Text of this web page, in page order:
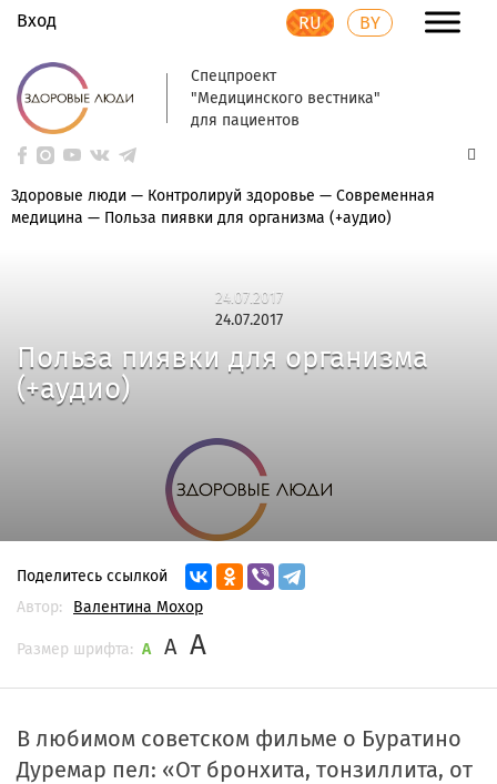
Вход RU BY
Спецпроект
"Медицинского вестника"
для пациентов
Здоровые люди — Контролируй здоровье — Современная
медицина — Польза пиявки для организма (+аудио)
24.07.2017
24.07.2017
Польза пиявки для организма
(+аудио)
Поделитесь ссылкой
Автор:
Валентина Мохор
Размер шрифта: A A A
В любимом советском фильме о Буратино
Дуремар пел: «От бронхита, тонзиллита, от